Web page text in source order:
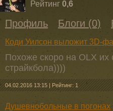
Рейтинг 0,6
Профиль Блоги (0)
Коди Уилсон выложит 3D-
Похоже скоро на OLX их
страйкбола))))
04.02.2016 13:15 | Рейтинг: 1
Душевнобольные в погонах